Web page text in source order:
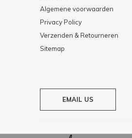
Algemene voorwaarden
Privacy Policy
Verzenden & Retourneren
Sitemap
EMAIL US